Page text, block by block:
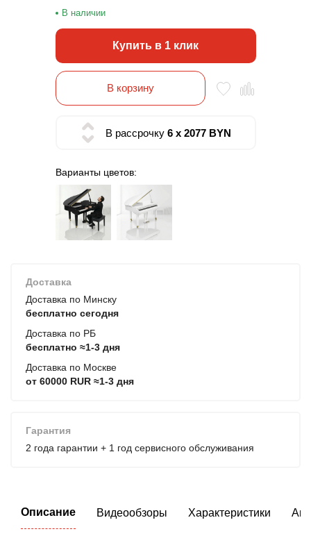
В наличии
Купить в 1 клик
В корзину
В рассрочку 6 x 2077 BYN
Варианты цветов:
Доставка
Доставка по Минску
бесплатно сегодня
Доставка по РБ
бесплатно ≈1-3 дня
Доставка по Москве
от 60000 RUR ≈1-3 дня
Гарантия
2 года гарантии + 1 год сервисного обслуживания
Описание Видеообзоры Характеристики